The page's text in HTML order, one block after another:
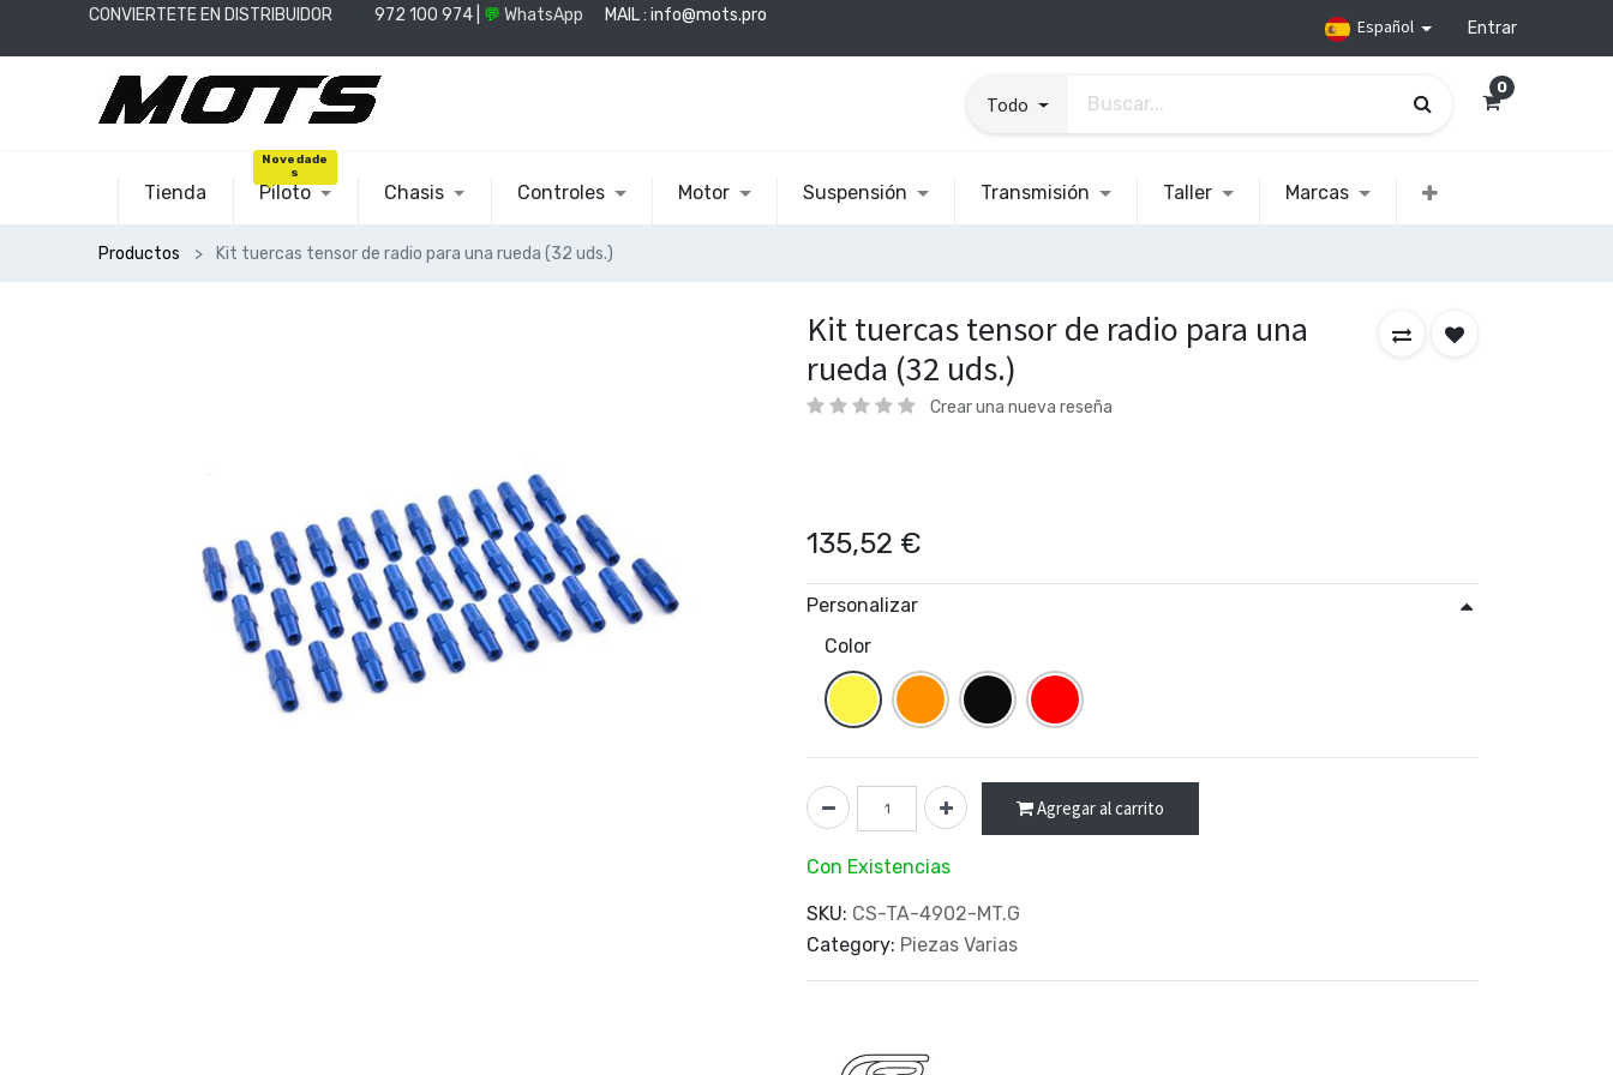
CONVIERTETE EN DISTRIBUIDOR 972 100 974 | 💬 WhatsApp MAIL :info@mots.pro
Español Entrar
Todo
0
Tienda Piloto
Novedade
s
Chasis Controles Motor Suspensión Transmisión Taller Marcas
Productos Kit tuercas tensor de radio para una rueda (32 uds.)
Kit tuercas tensor de radio para una
rueda (32 uds.)
Crear una nueva reseña
135,52 €
Personalizar
Color
Agregar al carrito
Con Existencias
SKU: CS-TA-4902-MT.G
Category: Piezas Varias